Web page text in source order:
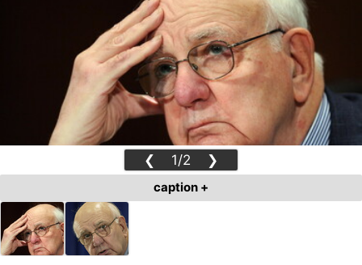
❮ 1/2 ❯
caption +